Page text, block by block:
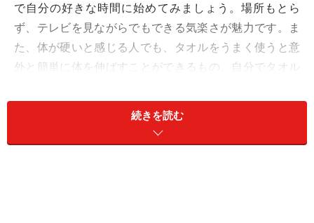
で自分の好きな時間に始めてみましょう。場所もとら
ず、テレビを見ながらでもできる気楽さが魅力です。ま
た、体が硬いと感じる人でも、タオルをうまく使うと意
外と簡単に体を伸ばすことができるもの。自分でタオル
普段あまり運動していない人にとっては、使っていない
続きを読む